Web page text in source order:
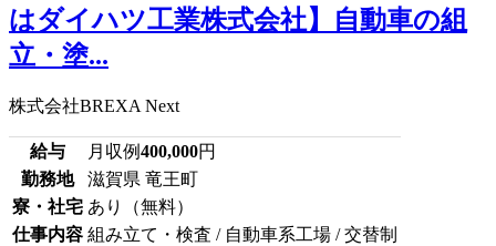
はダイハツ工業株式会社】自動車の組
立・塗...
株式会社BREXA Next
給与 月収例400,000円
勤務地
滋賀県 竜王町
寮・社宅 あり（無料）
仕事内容 組み立て・検査 / 自動車系工場 / 交替制